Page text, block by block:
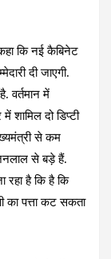
कि नई कैबिनेट
दी जाएगी.
वर्तमान में
शामिल दो डिप्टी
से कम
से बड़े हैं.
रहा है कि है कि
का पत्ता कट सकता